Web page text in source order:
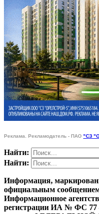
Реклама. Рекламодатель - ПАО "СЗ
Найти:
Найти:
Информация,
официальным
Информационное
регистрации ИА № ФС 77 –